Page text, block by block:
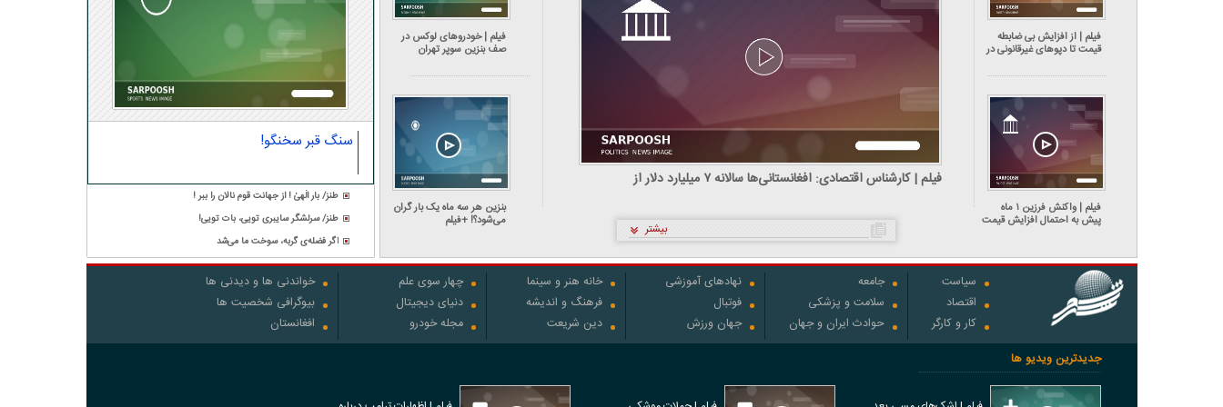
فیلم | کارشناس اقتصادی: افغانستانی‌ها سالانه ۷ میلیارد دلار از
فیلم | از افزایش بی ضابطه
قیمت تا دپوهای غیرقانونی در
فیلم | واکنش فرزین ۱ ماه
پیش به احتمال افزایش قیمت
فیلم | خودرو‌های لوکس در
صف بنزین سوپر تهران
بنزین هر سه ماه یک بار گران
می‌شود؟! +فیلم بیشتر
سنگ قبر سخنگو!
طنز/ بار الٰهیٰ ! از جهانت قوم نالان را ببر !
طنز/ سرلشگر سایبری تویی، بات تویی!
اگر فضله‌ی گربه، سوخت ما می‌شد
سیاست
اقتصاد
کار و کارگر
جامعه
سلامت و پزشکی
حوادث ایران و جهان
نهادهای آموزشی
فوتبال
جهان ورزش
خانه هنر و سینما
فرهنگ و اندیشه
دین شریعت
چهار سوی علم
دنیای دیجیتال
مجله خودرو
خواندنی ها و دیدنی ها
بیوگرافی شخصیت ها
افغانستان
جدیدترین ویدیو ها